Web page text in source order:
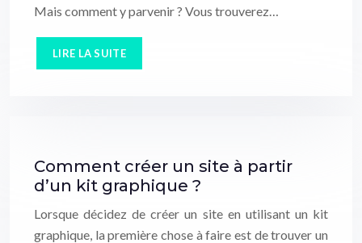
Mais comment y parvenir ? Vous trouverez…
LIRE LA SUITE
Comment créer un site à partir
d’un kit graphique ?
Lorsque décidez de créer un site en utilisant un kit
graphique, la première chose à faire est de trouver un